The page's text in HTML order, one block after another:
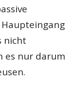
nicht
es nur darum